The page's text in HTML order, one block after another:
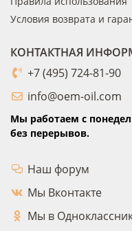
Условия возврата и
КОНТАКТНАЯ
+7 (495) 724-81-90
info@oem-oil.com
Мы работаем с
без перерывов.
Наш форум
Мы Вконтакте
Мы в